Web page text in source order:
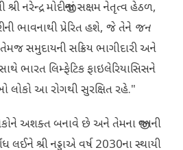
નરેન્દ્ર મોદીજીનાં સક્ષમ નેતૃત્વ હેઠળ,
ભાવનાથી પ્રેરિત હશે, જે તેને જન
સમુદાયની સક્રિય ભાગીદારી અને
ભારત લિમ્ફેટિક ફાઇલેરિયાસિસને
લોકો આ રોગથી સુરક્ષિત રહે."
અશક્ત બનાવે છે અને તેમના જીવનની
લઈને શ્રી નડ્ડાએ વર્ષ 2030ના સ્થાયી